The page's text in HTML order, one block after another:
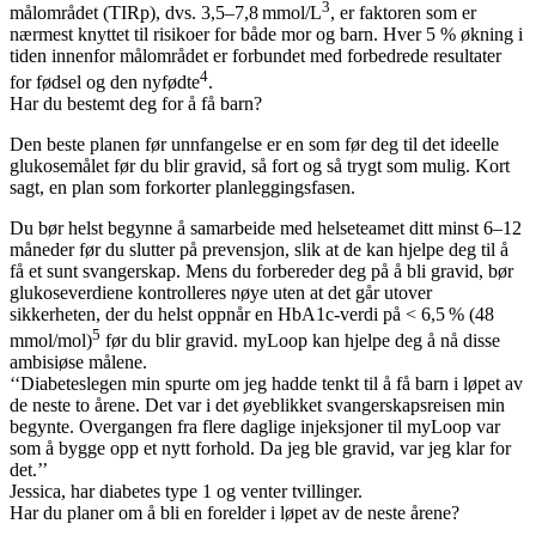
målområdet (TIRp), dvs. 3,5–7,8 mmol/L3, er faktoren som er
nærmest knyttet til risikoer for både mor og barn. Hver 5 % økning i
tiden innenfor målområdet er forbundet med forbedrede resultater
for fødsel og den nyfødte4.
Har du bestemt deg for å få barn?
Den beste planen før unnfangelse er en som før deg til det ideelle
glukosemålet før du blir gravid, så fort og så trygt som mulig. Kort
sagt, en plan som forkorter planleggingsfasen.
Du bør helst begynne å samarbeide med helseteamet ditt minst 6–12
måneder før du slutter på prevensjon, slik at de kan hjelpe deg til å
få et sunt svangerskap. Mens du forbereder deg på å bli gravid, bør
glukoseverdiene kontrolleres nøye uten at det går utover
sikkerheten, der du helst oppnår en HbA1c-verdi på < 6,5 % (48
mmol/mol)5 før du blir gravid. myLoop kan hjelpe deg å nå disse
ambisiøse målene.
‘‘Diabeteslegen min spurte om jeg hadde tenkt til å få barn i løpet av
de neste to årene. Det var i det øyeblikket svangerskapsreisen min
begynte. Overgangen fra flere daglige injeksjoner til myLoop var
som å bygge opp et nytt forhold. Da jeg ble gravid, var jeg klar for
det.’’
Jessica, har diabetes type 1 og venter tvillinger.
Har du planer om å bli en forelder i løpet av de neste årene?